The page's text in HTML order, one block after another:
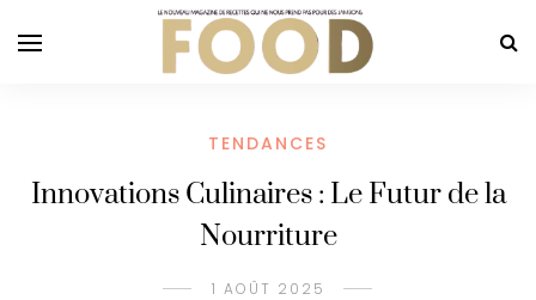
TENDANCES
Innovations Culinaires : Le Futur de la
Nourriture
1 AOÛT 2025